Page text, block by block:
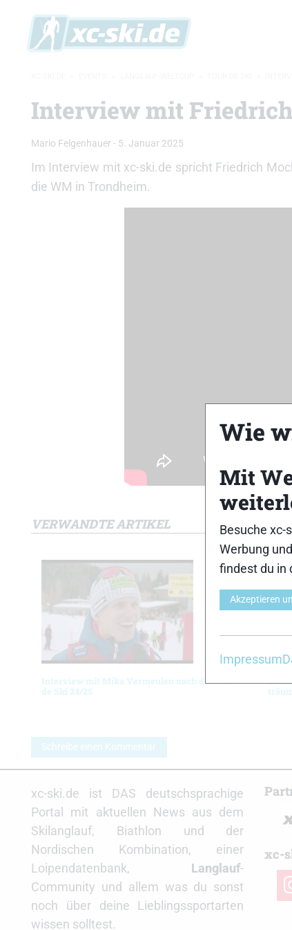
Interview mit
Mario Felgenhauer - 5. Januar 2025
Im Interview mit xc-ski.de spricht Friedrich
die WM in Trondheim.
VERWANDTE ARTIKEL
Interview mit Mika Vermeulen nach der Tour
de Ski 24/25
Schreibe einen Kommentar
xc-ski.de ist DAS deutschsprachige
Portal mit aktuellen News aus dem
Skilanglauf, Biathlon und der
Nordischen Kombination, einer
Loipendatenbank, Langlauf-
Community und allem was du sonst
noch über deine Lieblingssportarten
wissen solltest.
xc-
Wie
Mit
Besuche xc-
Werbung
findest du in
Akzeptieren
Impressum